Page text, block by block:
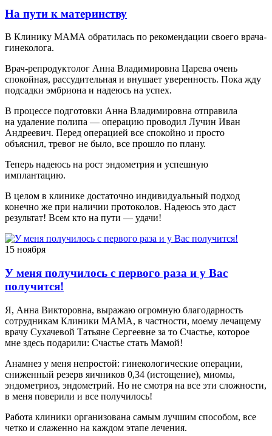
На пути к материнству
В Клинику МАМА обратилась по рекомендации своего врача-
гинеколога.
Врач-репродуктолог Анна Владимировна Царева очень
спокойная, рассудительная и внушает уверенность. Пока жду
подсадки эмбриона и надеюсь на успех.
В процессе подготовки Анна Владимировна отправила
на удаление полипа — операцию проводил Лучин Иван
Андреевич. Перед операцией все спокойно и просто
объяснил, тревог не было, все прошло по плану.
Теперь надеюсь на рост эндометрия и успешную
имплантацию.
В целом в клинике достаточно индивидуальный подход
конечно же при наличии протоколов. Надеюсь это даст
результат! Всем кто на пути — удачи!
15 ноября
У меня получилось с первого раза и у Вас
получится!
Я, Анна Викторовна, выражаю огромную благодарность
сотрудникам Клиники МАМА, в частности, моему лечащему
врачу Сухачевой Татьяне Сергеевне за то Счастье, которое
мне здесь подарили: Счастье стать Мамой!
Анамнез у меня непростой: гинекологические операции,
сниженный резерв яичников 0,34 (истощение), миомы,
эндометриоз, эндометрий. Но не смотря на все эти сложности,
в меня поверили и все получилось!
Работа клиники организована самым лучшим способом, все
четко и слаженно на каждом этапе лечения.